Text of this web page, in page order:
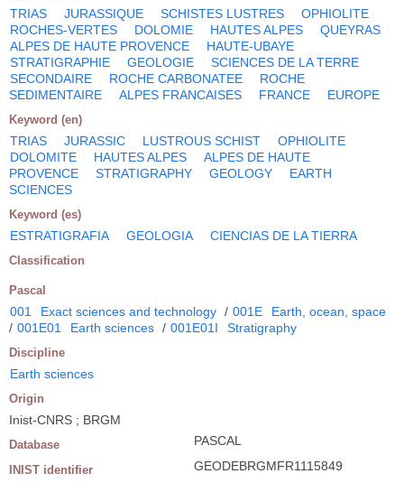
TRIAS JURASSIQUE SCHISTES LUSTRES
OPHIOLITE
ROCHES-VERTES
DOLOMIE HAUTES ALPES
QUEYRAS
ALPES DE HAUTE PROVENCE
HAUTE-UBAYE
STRATIGRAPHIE
GEOLOGIE
SCIENCES DE LA TERRE
SECONDAIRE
ROCHE CARBONATEE
ROCHE
SEDIMENTAIRE
ALPES FRANCAISES FRANCE EUROPE
Keyword (en)
TRIAS JURASSIC LUSTROUS SCHIST
OPHIOLITE
DOLOMITE
HAUTES ALPES
ALPES DE HAUTE
PROVENCE
STRATIGRAPHY GEOLOGY
EARTH
SCIENCES
Keyword (es)
ESTRATIGRAFIA GEOLOGIA CIENCIAS DE LA TIERRA
Classification
Pascal
001 Exact sciences and technology / 001E
Earth, ocean, space
/ 001E01 Earth sciences / 001E01I Stratigraphy
Discipline
Earth sciences
Origin
Inist-CNRS ; BRGM
Database PASCAL
INIST identifier GEODEBRGMFR1115849